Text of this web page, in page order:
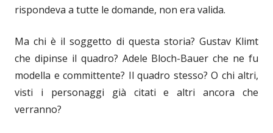
rispondeva a tutte le domande, non era valida.
Ma chi è il soggetto di questa storia? Gustav Klimt
che dipinse il quadro? Adele Bloch-Bauer che ne fu
modella e committente? Il quadro stesso? O chi altri,
visti i personaggi già citati e altri ancora che
verranno?